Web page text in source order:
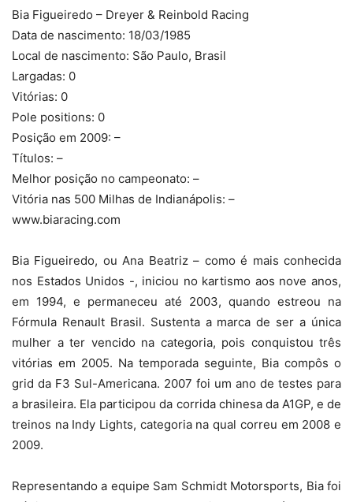
Bia Figueiredo – Dreyer & Reinbold Racing
Data de nascimento: 18/03/1985
Local de nascimento: São Paulo, Brasil
Largadas: 0
Vitórias: 0
Pole positions: 0
Posição em 2009: –
Títulos: –
Melhor posição no campeonato: –
Vitória nas 500 Milhas de Indianápolis: –
www.biaracing.com
Bia Figueiredo, ou Ana Beatriz – como é mais conhecida
nos Estados Unidos -, iniciou no kartismo aos nove anos,
em 1994, e permaneceu até 2003, quando estreou na
Fórmula Renault Brasil. Sustenta a marca de ser a única
mulher a ter vencido na categoria, pois conquistou três
vitórias em 2005. Na temporada seguinte, Bia compôs o
grid da F3 Sul-Americana. 2007 foi um ano de testes para
a brasileira. Ela participou da corrida chinesa da A1GP, e de
treinos na Indy Lights, categoria na qual correu em 2008 e
2009.
Representando a equipe Sam Schmidt Motorsports, Bia foi